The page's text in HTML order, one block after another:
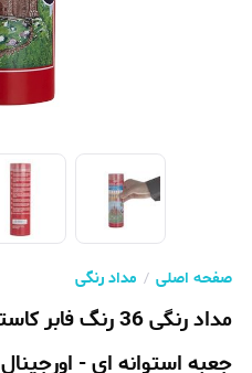
صفحه اصلی مداد رنگی
جعبه استوانه ای - اورجینال